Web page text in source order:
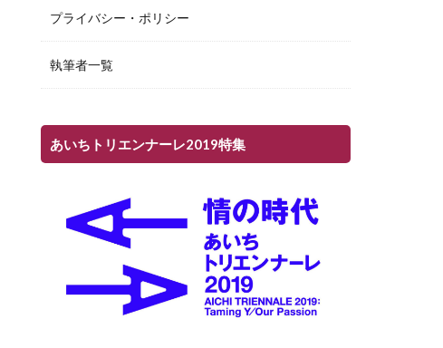
プライバシー・ポリシー
執筆者一覧
あいちトリエンナーレ2019特集